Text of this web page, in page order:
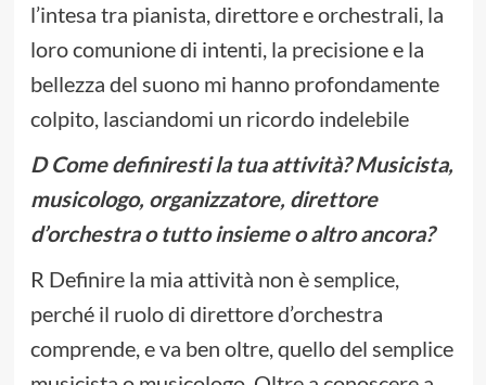
l’intesa tra pianista, direttore e orchestrali, la
loro comunione di intenti, la precisione e la
bellezza del suono mi hanno profondamente
colpito, lasciandomi un ricordo indelebile
D Come definiresti la tua attività? Musicista,
musicologo, organizzatore, direttore
d’orchestra o tutto insieme o altro ancora?
R Definire la mia attività non è semplice,
perché il ruolo di direttore d’orchestra
comprende, e va ben oltre, quello del semplice